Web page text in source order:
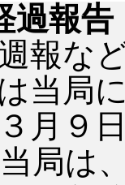
過報告
報な
当局
月９
局は